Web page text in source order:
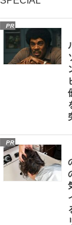
PR
PR